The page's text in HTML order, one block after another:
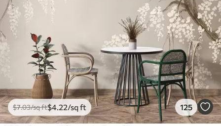
$7.03/sq ft$4 .22/sq ft 125